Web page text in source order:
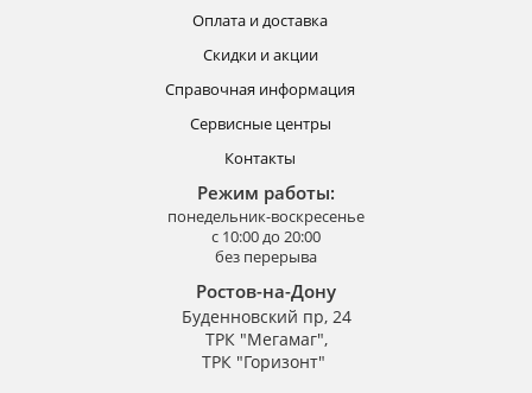
Оплата и доставка
Скидки и акции
Справочная информация
Сервисные центры
Контакты
Режим работы:
понедельник-воскресенье
с 10:00 до 20:00
без перерыва
Ростов-на-Дону
Буденновский пр, 24
ТРК "Мегамаг",
ТРК "Горизонт"